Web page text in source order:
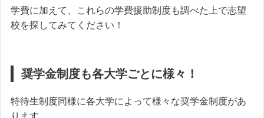
学費に加えて、これらの学費援助制度も調べた上で志望
校を探してみてください！
奨学金制度も各大学ごとに様々！
特待生制度同様に各大学によって様々な奨学金制度があ